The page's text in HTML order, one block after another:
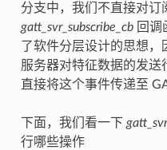
分支中，我们不直接对订
gatt_svr_subscribe_cb回调
了软件分层设计的思想
服务器对特征数据的发送
直接将这个事件传递至
下面，我们看一下
行哪些操作